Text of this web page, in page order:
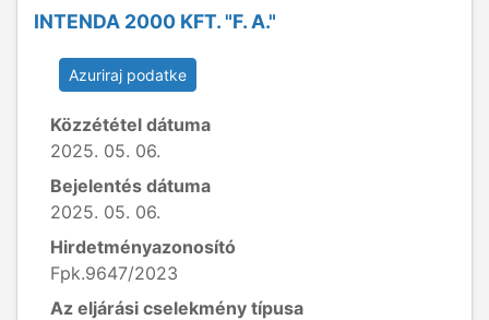
INTENDA 2000 KFT. "F. A."
Azuriraj podatke
Közzététel dátuma
2025. 05. 06.
Bejelentés dátuma
2025. 05. 06.
Hirdetményazonosító
Fpk.9647/2023
Az eljárási cselekmény típusa